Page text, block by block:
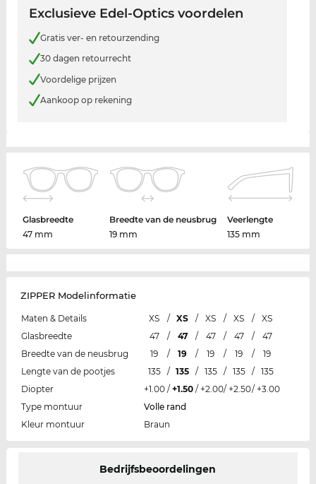
Exclusieve Edel-Optics voordelen
Gratis ver- en retourzending
30 dagen retourrecht
Voordelige prijzen
Aankoop op rekening
Glasbreedte
47 mm
Breedte van de neusbrug
19 mm
Veerlengte
135 mm
ZIPPER Modelinformatie
Maten & Details XS / XS / XS / XS /
XS
Glasbreedte
47 / 47 / 47 / 47 /
47
Breedte van de neusbrug
19 / 19 / 19 / 19 /
19
Lengte van de pootjes
135 / 135 / 135 / 135 /
135
Diopter
+1.00 / +1.50 / +2.00/ +2.50/ +3.00
Type montuur
Volle rand
Kleur montuur
Braun
Bedrijfsbeoordelingen